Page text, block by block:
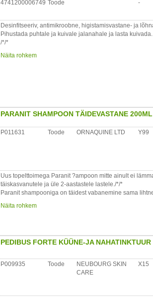
Cyclomethicone, Betain, Ethoxydiglycol, Hippophae
(and) Isobuthylparaben, Methylchloroisothiazolinone
Echinacea Angustifolia Extract, Glycyrrhiza Glabra
4741200006749 Toode -
Desinfitseeriv, antimikroobne, higistamisvastane- ja
Pihustada puhtale ja kuivale jalanahale ja lasta kuivada.
/*/*
PEG-
Näita rohkem
PARANIT SHAMPOON TÄIDEVASTANE 200ML
P011631 Toode ORNAQUINE LTD Y99
Uus topelttoimega Paranit ?ampoon mitte ainult ei
täiskasvanutele ja üle 2-aastastele lastele./*/*
Paranit shampooniga on täidest vabanemine sama
Ettevaatust! Vältige kontakti silmade ja
Kasutamine: 1. samm. Kandke Paranit shampoon
tingudest vabaneda. 5. samm. 9 kuni 10 päeva pärast
Näita rohkem
PEDIBUS FORTE KÜÜNE-JA
P009935 Toode
NEUBOURG SKIN
CARE
X15